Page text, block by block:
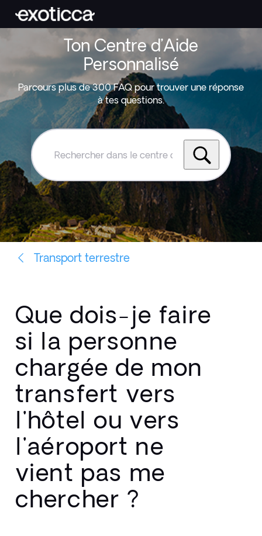
Ton Centre d’Aide
Personnalisé
Parcours plus de 300 FAQ pour trouver une réponse
à tes questions.
Rechercher
le
centre
d'aide
Exoticca
Transport terrestre
Que dois-je faire
si la personne
chargée de mon
transfert vers
l'hôtel ou vers
l'aéroport ne
vient pas me
chercher ?